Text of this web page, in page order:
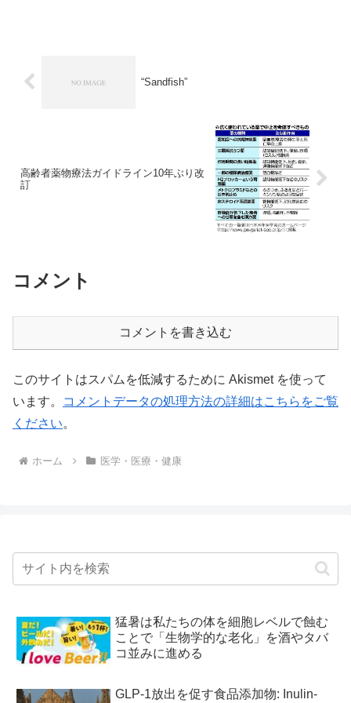
“Sandfish”
高齢者薬物療法ガイドライン10年ぶり改
訂
コメント
コメントを書き込む
このサイトはスパムを低減するために Akismet を使って
います。
コメントデータの処理方法の詳細はこちらをご覧
ください。
ホーム 医学・医療・健康
猛暑は私たちの体を細胞レベルで蝕む
ことで「生物学的な老化」を酒やタバ
コ並みに進める
GLP-1放出を促す食品添加物: Inulin-